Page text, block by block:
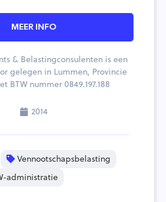
MEER INFO
& Belastingconsulenten is een
gelegen in Lummen, Provincie
BTW nummer 0849.197.188
2014
Vennootschapsbelasting
administratie